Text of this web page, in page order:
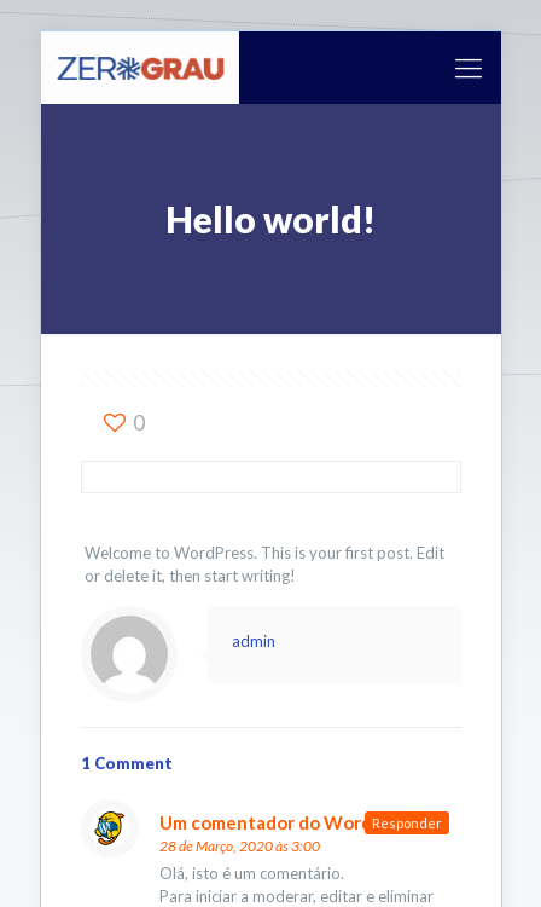
Hello world!
0
Welcome to WordPress. This is your first post. Edit
or delete it, then start writing!
admin
1 Comment
Um comentador do WordPressdiz:
28 de Março, 2020 às 3:00
Olá, isto é um comentário.
Para iniciar a moderar, editar e eliminar
Responder